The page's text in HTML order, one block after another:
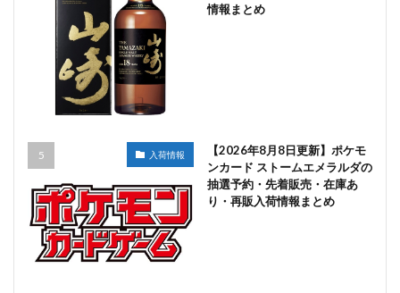
情報まとめ
入荷情報
【2026年8月8日更新】ポケモ
ンカード ストームエメラルダの
抽選予約・先着販売・在庫あ
り・再販入荷情報まとめ